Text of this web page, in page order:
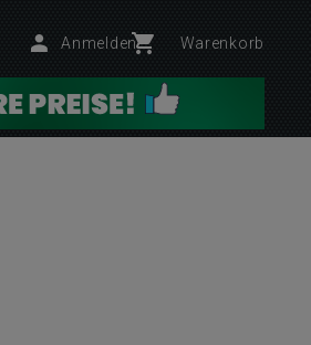
Anmelden Warenkorb